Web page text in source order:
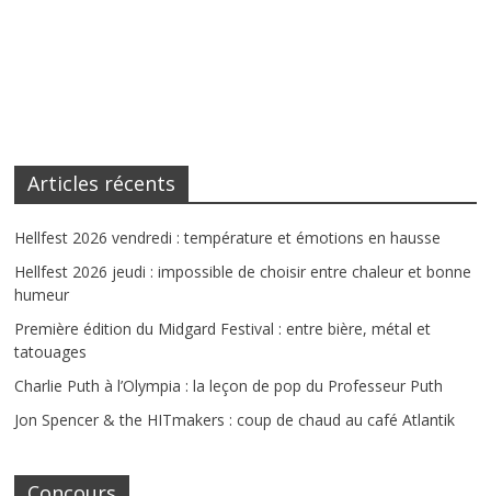
Articles récents
Hellfest 2026 vendredi : température et émotions en hausse
Hellfest 2026 jeudi : impossible de choisir entre chaleur et bonne
humeur
Première édition du Midgard Festival : entre bière, métal et
tatouages
Charlie Puth à l’Olympia : la leçon de pop du Professeur Puth
Jon Spencer & the HITmakers : coup de chaud au café Atlantik